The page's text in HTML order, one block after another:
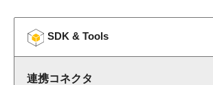
SDK & Tools
連携コネクタ